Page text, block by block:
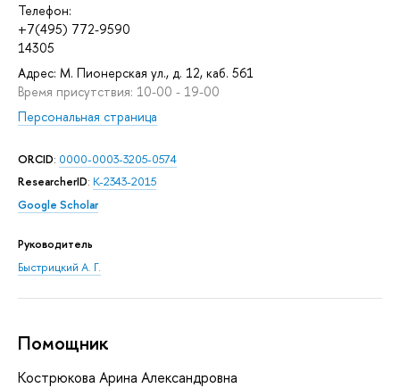
Телефон:
+7(495) 772-9590
14305
Адрес: М. Пионерская ул., д. 12, каб. 561
Время присутствия: 10-00 - 19-00
Персональная страница
ORCID: 0000-0003-3205-0574
ResearcherID: K-2343-2015
Google Scholar
Руководитель
Быстрицкий А. Г.
Помощник
Кострюкова Арина Александровна